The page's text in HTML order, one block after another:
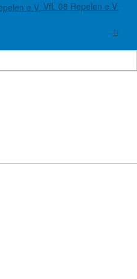
VfL 08 Repelen e.V.